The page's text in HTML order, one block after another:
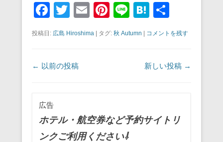
F
a
c
b
o
k
T
er
E
ail
Pi
nt
er
Li
H
e
a
有
投稿日: 広島 Hiroshima タグ: 秋 Autumn コメントを残す
投稿ナビゲーション
← 以前の投稿 新しい投稿 →
広告
ホテル・航空券など予約サイトリ
ンクご利用ください⇩